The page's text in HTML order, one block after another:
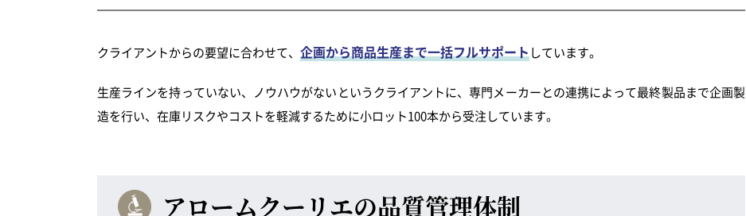
クライアントからの要望に合わせて、 企画から商品生産まで一括フルサポートしています。
生産ラインを持っていない、ノウハウがないというクライアントに、専門メーカーとの連携によって最終製品まで企画製
造を行い、在庫リスクやコストを軽減するために小ロット100本から受注しています。
アロームクーリエの品質管理体制